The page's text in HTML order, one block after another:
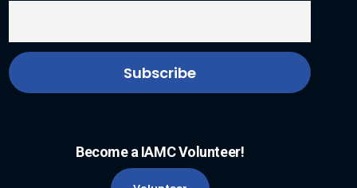
Become a IAMC Volunteer!